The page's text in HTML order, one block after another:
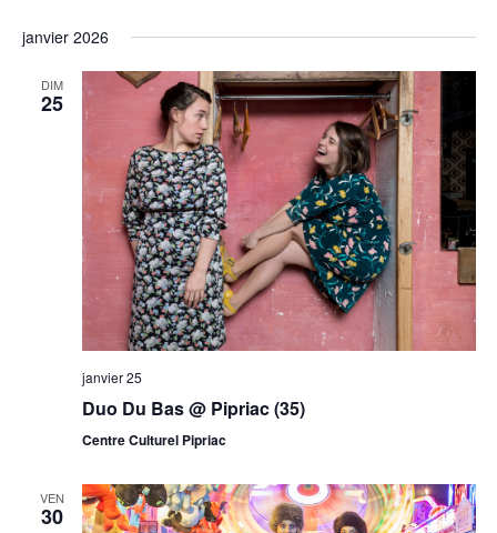
janvier 2026
DIM
25
janvier 25
Duo Du Bas @ Pipriac (35)
Centre Culturel Pipriac
VEN
30